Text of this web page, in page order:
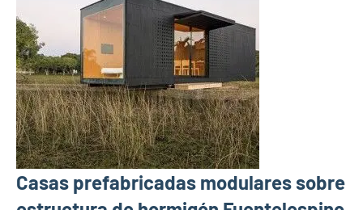
Casas prefabricadas modulares sobre